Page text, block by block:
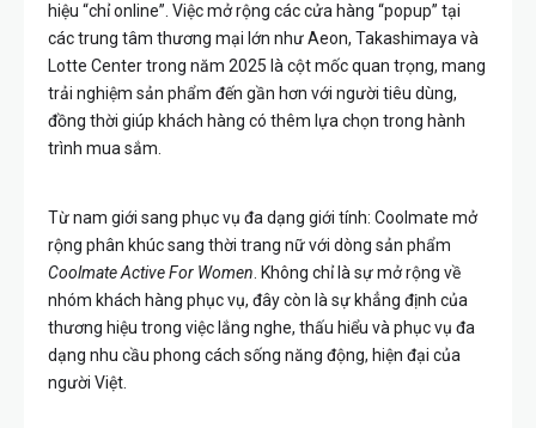
hiệu “chỉ online”. Việc mở rộng các cửa hàng “popup” tại
các trung tâm thương mại lớn như Aeon, Takashimaya và
Lotte Center trong năm 2025 là cột mốc quan trọng, mang
trải nghiệm sản phẩm đến gần hơn với người tiêu dùng,
đồng thời giúp khách hàng có thêm lựa chọn trong hành
trình mua sắm.
Từ nam giới sang phục vụ đa dạng giới tính: Coolmate mở
rộng phân khúc sang thời trang nữ với dòng sản phẩm
Coolmate Active For Women . Không chỉ là sự mở rộng về
nhóm khách hàng phục vụ, đây còn là sự khẳng định của
thương hiệu trong việc lắng nghe, thấu hiểu và phục vụ đa
dạng nhu cầu phong cách sống năng động, hiện đại của
người Việt.